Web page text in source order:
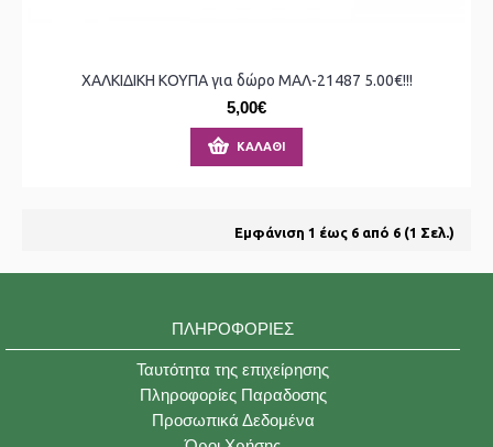
ΧΑΛΚΙΔΙΚΗ ΚΟΥΠΑ για δώρο ΜΑΛ-21487 5.00€!!!
5,00€
ΚΑΛΆΘΙ
Εμφάνιση 1 έως 6 από 6 (1 Σελ.)
ΠΛΗΡΟΦΟΡΊΕΣ
Ταυτότητα της επιχείρησης
Πληροφορίες Παραδοσης
Προσωπικά Δεδομένα